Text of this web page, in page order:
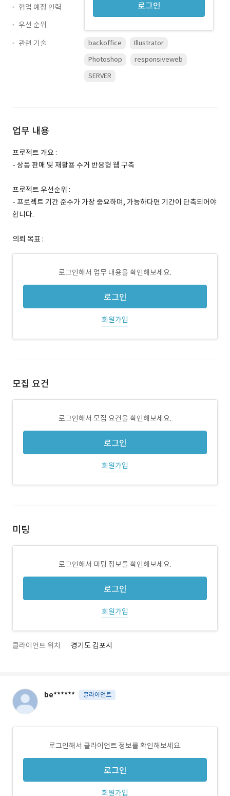
로그인
협업 예정 인력
우선 순위
관련 기술
backoffice
Illustrator
Photoshop
responsiveweb
SERVER
업무 내용
프로젝트 개요 :
- 상품 판매 및 재활용 수거 반응형 웹 구축
프로젝트 우선순위 :
- 프로젝트 기간 준수가 가장 중요하며, 가능하다면 기간이 단축되어야
합니다.
의뢰 목표 :
로그인해서 업무 내용을 확인해보세요.
로그인
회원가입
모집 요건
로그인해서 모집 요건을 확인해보세요.
로그인
회원가입
미팅
로그인해서 미팅 정보를 확인해보세요.
로그인
회원가입
클라이언트 위치 경기도 김포시
be****** 클라이언트
로그인해서 클라이언트 정보를 확인해보세요.
로그인
회원가입